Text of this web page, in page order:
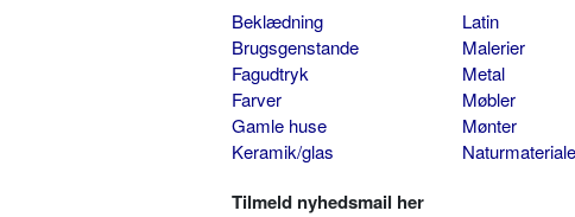
Beklædning
Brugsgenstande
Fagudtryk
Farver
Gamle huse
Keramik/glas
Latin
Malerier
Metal
Møbler
Mønter
Naturmateriale
Tilmeld nyhedsmail her